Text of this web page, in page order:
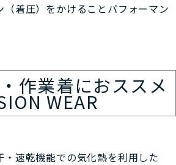
着圧）をかけることパフォーマン
作業着におススメ
WEAR
速乾機能での気化熱を利用した